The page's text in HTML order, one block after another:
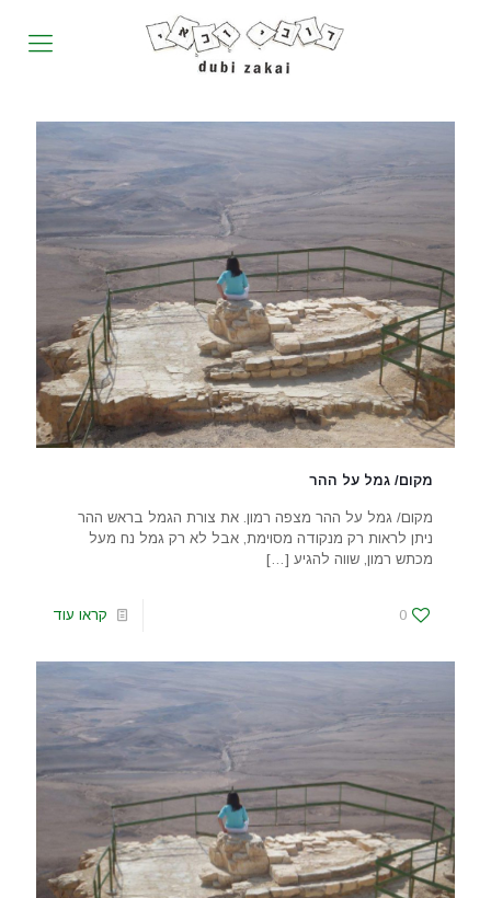
מקום/ גמל על ההר
מקום/ גמל על ההר מצפה רמון. את צורת הגמל בראש ההר
ניתן לראות רק מנקודה מסוימת, אבל לא רק גמל נח מעל
מכתש רמון, שווה להגיע […]
0 קראו עוד